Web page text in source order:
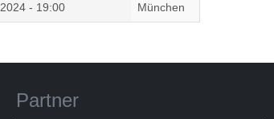
2024 - 19:00
München
Partner